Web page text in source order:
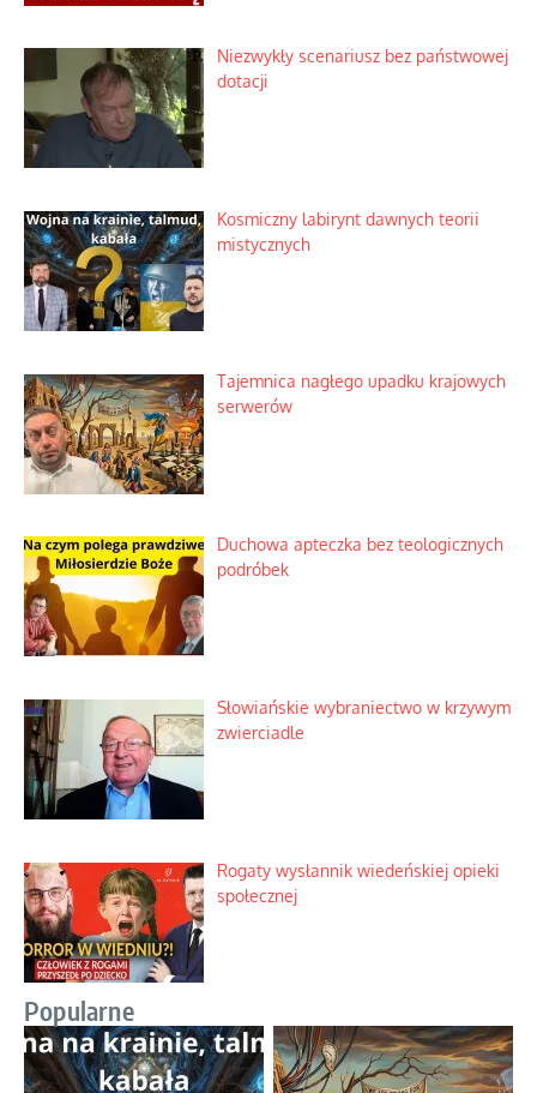
Niezwykły scenariusz bez państwowej
dotacji
Kosmiczny labirynt dawnych teorii
mistycznych
Tajemnica nagłego upadku krajowych
serwerów
Duchowa apteczka bez teologicznych
podróbek
Słowiańskie wybraniectwo w krzywym
zwierciadle
Rogaty wysłannik wiedeńskiej opieki
społecznej
Popularne